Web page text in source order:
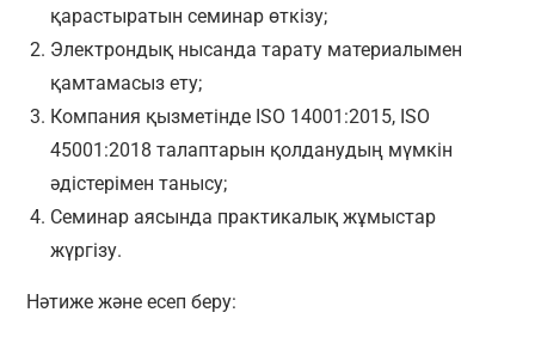
қарастыратын семинар өткізу;
Электрондық нысанда тарату материалымен
қамтамасыз ету;
Компания қызметінде ISO 14001:2015, ISO
45001:2018 талаптарын қолданудың мүмкін
әдістерімен танысу;
Семинар аясында практикалық жұмыстар
жүргізу.
Нәтиже және есеп беру: